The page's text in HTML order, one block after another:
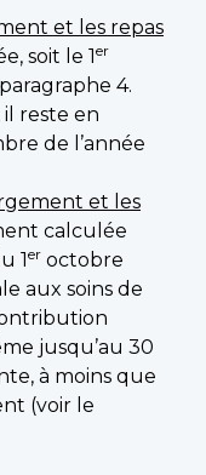
et les repas
soit le 1 er
4.
reste en
de l’année
et les
calculée
1 er octobre
aux soins de
jusqu’au 30
à moins que
(voir le